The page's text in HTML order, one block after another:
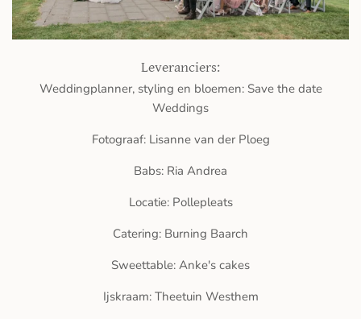
Leveranciers:
Weddingplanner, styling en bloemen: Save the date
Weddings
Fotograaf: Lisanne van der Ploeg
Babs: Ria Andrea
Locatie: Pollepleats
Catering: Burning Baarch
Sweettable: Anke's cakes
Ijskraam: Theetuin Westhem